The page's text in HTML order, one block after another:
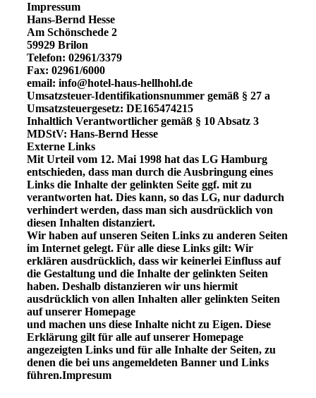
Impressum
Hans-Bernd Hesse
Am Schönschede 2
59929 Brilon
Telefon: 02961/3379
Fax: 02961/6000
email: info@hotel-haus-hellhohl.de
Umsatzsteuer-Identifikationsnummer gemäß § 27 a
Umsatzsteuergesetz: DE165474215
Inhaltlich Verantwortlicher gemäß § 10 Absatz 3
MDStV: Hans-Bernd Hesse
Externe Links
Mit Urteil vom 12. Mai 1998 hat das LG Hamburg
entschieden, dass man durch die Ausbringung eines
Links die Inhalte der gelinkten Seite ggf. mit zu
verantworten hat. Dies kann, so das LG, nur dadurch
verhindert werden, dass man sich ausdrücklich von
diesen Inhalten distanziert.
Wir haben auf unseren Seiten Links zu anderen Seiten
im Internet gelegt. Für alle diese Links gilt: Wir
erklären ausdrücklich, dass wir keinerlei Einfluss auf
die Gestaltung und die Inhalte der gelinkten Seiten
haben. Deshalb distanzieren wir uns hiermit
ausdrücklich von allen Inhalten aller gelinkten Seiten
auf unserer Homepage
und machen uns diese Inhalte nicht zu Eigen. Diese
Erklärung gilt für alle auf unserer Homepage
angezeigten Links und für alle Inhalte der Seiten, zu
denen die bei uns angemeldeten Banner und Links
führen.Impresum